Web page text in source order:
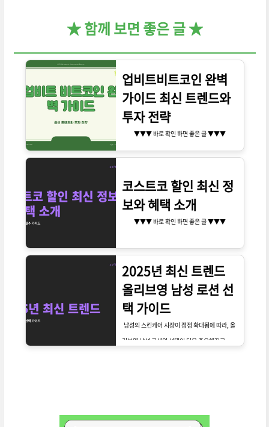
★ 함께 보면 좋은 글 ★
업비트비트코인 완벽
가이드 최신 트렌드와
투자 전략
▼▼▼ 바로 확인 하면 좋은 글 ▼▼▼
코스트코 할인 최신 정
보와 혜택 소개
▼▼▼ 바로 확인 하면 좋은 글 ▼▼▼
2025년 최신 트렌드
올리브영 남성 로션 선
택 가이드
남성의 스킨케어 시장이 점점 확대됨에 따라, 올
리브영 남성 로션의 선택이 더욱 중요해지고 있습
고, 더욱 건강하고 매력적인 피부를 가질 수 있도